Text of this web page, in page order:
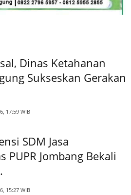
Dinas Ketahanan
Sukseskan Gerakan
17:59 WIB
SDM Jasa
PUPR Jombang Bekali
15:27 WIB